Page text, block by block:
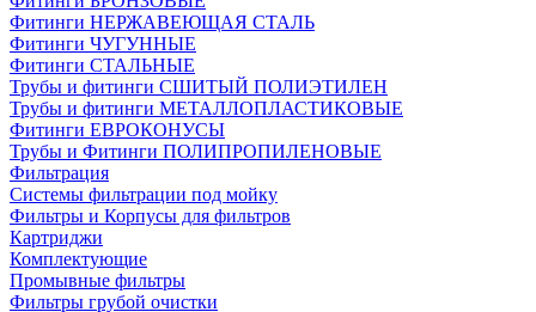
Фитинги НЕРЖАВЕЮЩАЯ СТАЛЬ
Фитинги ЧУГУННЫЕ
Фитинги СТАЛЬНЫЕ
Трубы и фитинги СШИТЫЙ ПОЛИЭТИЛЕН
Трубы и фитинги МЕТАЛЛОПЛАСТИКОВЫЕ
Фитинги ЕВРОКОНУСЫ
Трубы и Фитинги ПОЛИПРОПИЛЕНОВЫЕ
Фильтрация
Системы фильтрации под мойку
Фильтры и Корпусы для фильтров
Картриджи
Комплектующие
Промывные фильтры
Фильтры грубой очистки